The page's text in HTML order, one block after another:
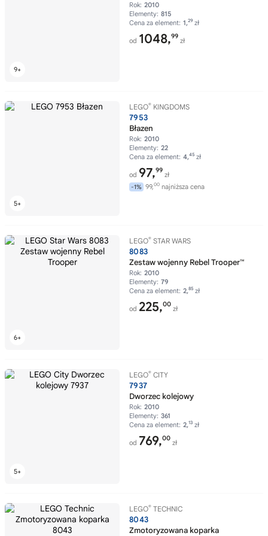
Rok: 2010
Elementy: 815
Cena za element: 1,29 zł
od 1048,99
zł
LEGO® KINGDOMS
7953
Błazen
Rok: 2010
Elementy: 22
Cena za element: 4,45 zł
od 97,99
zł
-1% 99,00 najniższa cena
LEGO® STAR WARS
8083
Zestaw wojenny Rebel Trooper™
Rok: 2010
Elementy: 79
Cena za element: 2,85 zł
od 225,00
zł
LEGO® CITY
7937
Dworzec kolejowy
Rok: 2010
Elementy: 361
Cena za element: 2,13 zł
od 769,00
zł
LEGO® TECHNIC
8043
Zmotoryzowana koparka